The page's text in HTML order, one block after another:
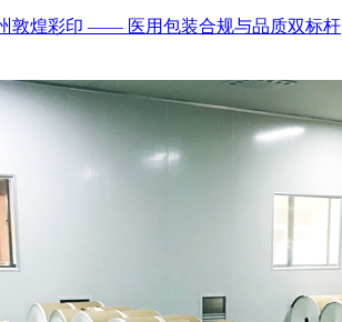
敦煌彩印 —— 医用包装合规与品质双标杆